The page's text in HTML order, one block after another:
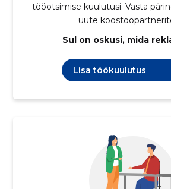
tööotsimise kuulutusi. Vasta
uute
Sul on oskusi, mida
Lisa töökuulutus